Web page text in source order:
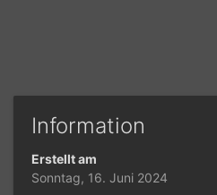
Information
Erstellt am
Sonntag, 16. Juni 2024